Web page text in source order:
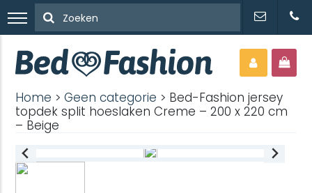
Home >Geen categorie > Bed-Fashion jersey
topdek split hoeslaken Creme – 200 x 220 cm
– Beige